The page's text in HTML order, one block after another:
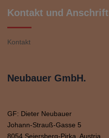
Kontakt und Anschrift
Kontakt
Neubauer GmbH.
GF: Dieter Neubauer
Johann-Strauß-Gasse 5
8054 Seiersberg-Pirka, Austria